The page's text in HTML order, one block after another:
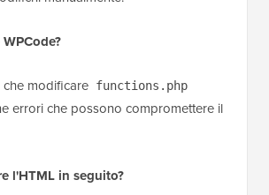
modificare functions.php
errori che possono compromettere il
l'HTML in seguito?